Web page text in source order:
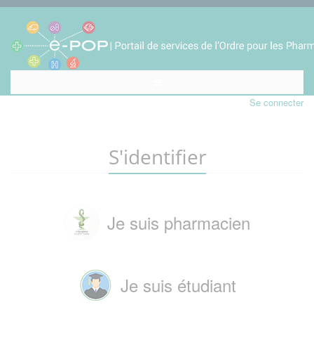
Se connecter
S'identifier
Je suis pharmacien
Je suis étudiant